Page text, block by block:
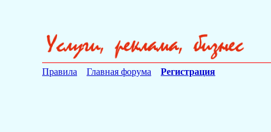
Правила Главная форума Регистрация